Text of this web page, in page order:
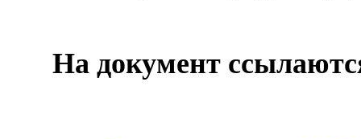
На документ